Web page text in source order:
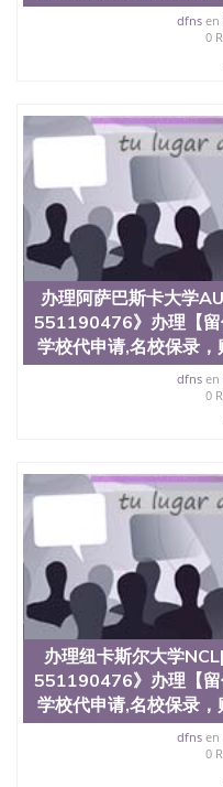
dfnsen
0
办理阿萨巴斯卡大学
551190476》办理【留
学校代申请,名校保录
dfnsen
0
办理纽卡斯尔大学
551190476》办理【留
学校代申请,名校保录
dfnsen
0